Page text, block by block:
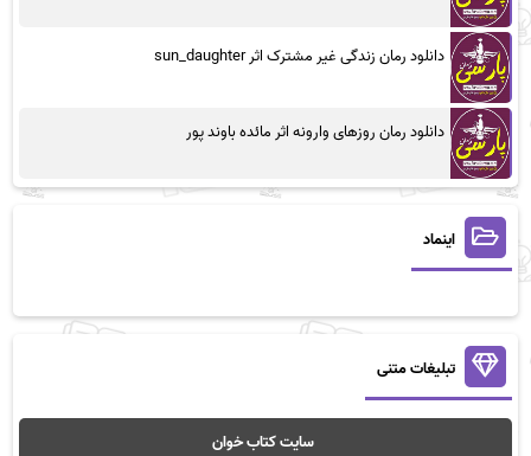
دانلود رمان زندگی غیر مشترک اثر sun_daughter
دانلود رمان روزهای وارونه اثر مائده باوند پور
اینماد
تبلیغات متنی
سایت کتاب خوان